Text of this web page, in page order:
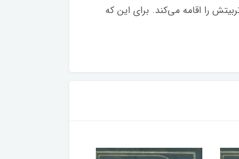
را اقامه می‌کند. برای این که